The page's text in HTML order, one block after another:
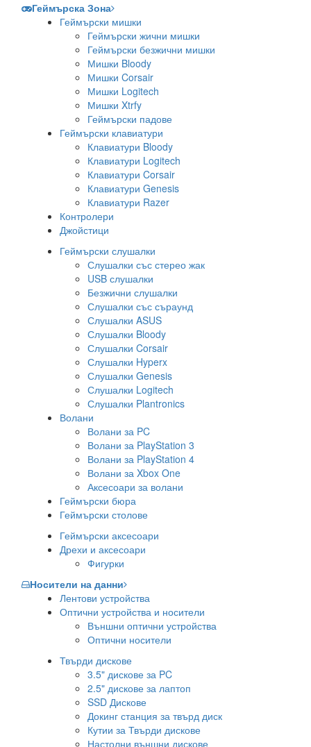
Геймърска Зона
Геймърски мишки
Геймърски жични мишки
Геймърски безжични мишки
Мишки Bloody
Мишки Corsair
Мишки Logitech
Мишки Xtrfy
Геймърски падове
Геймърски клавиатури
Клавиатури Bloody
Клавиатури Logitech
Клавиатури Corsair
Клавиатури Genesis
Клавиатури Razer
Контролери
Джойстици
Геймърски слушалки
Слушалки със стерео жак
USB слушалки
Безжични слушалки
Слушалки със съраунд
Слушалки ASUS
Слушалки Bloody
Слушалки Corsair
Слушалки Hyperx
Слушалки Genesis
Слушалки Logitech
Слушалки Plantronics
Волани
Волани за PC
Волани за PlayStation 3
Волани за PlayStation 4
Волани за Xbox One
Аксесоари за волани
Геймърски бюра
Геймърски столове
Геймърски аксесоари
Дрехи и аксесоари
Фигурки
Носители на данни
Лентови устройства
Оптични устройства и носители
Външни оптични устройства
Оптични носители
Твърди дискове
3.5" дискове за PC
2.5" дискове за лаптоп
SSD Дискове
Докинг станция за твърд диск
Кутии за Твърди дискове
Настолни външни дискове